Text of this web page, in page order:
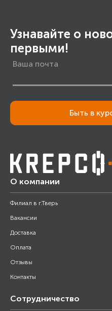
Узнавайте о
первыми!
Быть в
О компании
Филиал в г.Тверь
Вакансии
Доставка
Оплата
Отзывы
Контакты
Сотрудничество